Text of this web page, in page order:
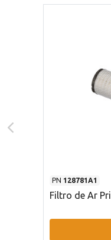
PN 128781A1
Filtro de Ar